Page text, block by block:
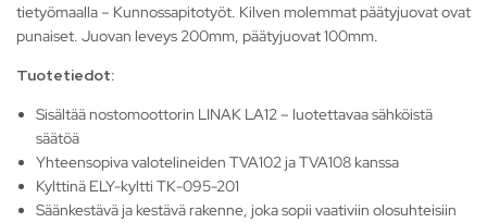
tietyömaalla – Kunnossapitotyöt. Kilven molemmat päätyjuovat ovat
punaiset. Juovan leveys 200mm, päätyjuovat 100mm.
Tuotetiedot:
Sisältää nostomoottorin LINAK LA12 – luotettavaa sähköistä
säätöä
Yhteensopiva valotelineiden TVA102 ja TVA108 kanssa
Kylttinä ELY-kyltti TK-095-201
Säänkestävä ja kestävä rakenne, joka sopii vaativiin olosuhteisiin